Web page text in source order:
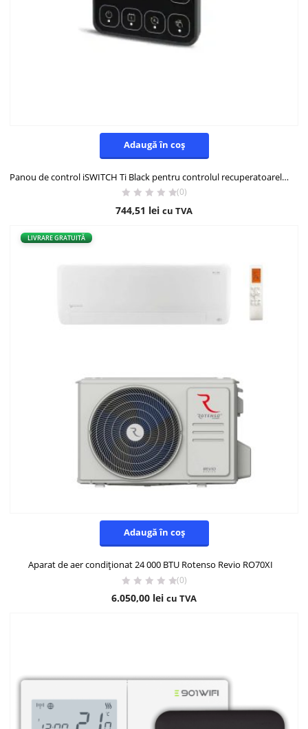
Adaugă în coș
Panou de control iSWITCH Ti Black pentru controlul recuperatoarelor Rotenso Wentilo
(0)
744,51 lei cu TVA
LIVRARE GRATUITĂ
Adaugă în coș
Aparat de aer condiționat 24 000 BTU Rotenso Revio RO70XI
(0)
6.050,00 lei cu TVA